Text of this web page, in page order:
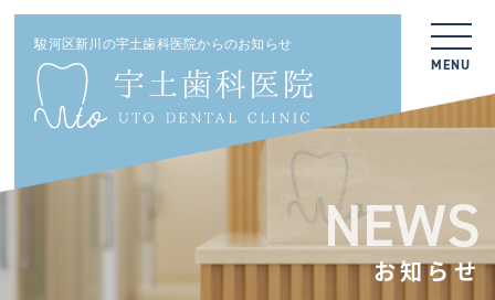
駿河区新川の宇土歯科医院からのお知らせ
MENU
NEWS
お知らせ